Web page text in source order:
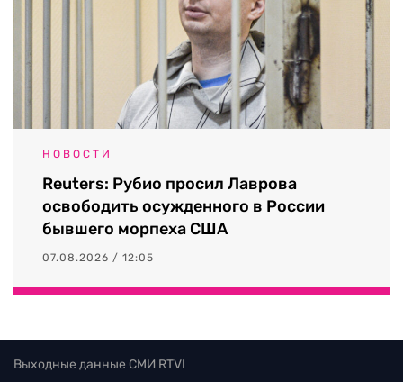
НОВОСТИ
Reuters: Рубио просил Лаврова
освободить осужденного в России
бывшего морпеха США
07.08.2026 / 12:05
Выходные данные СМИ RTVI